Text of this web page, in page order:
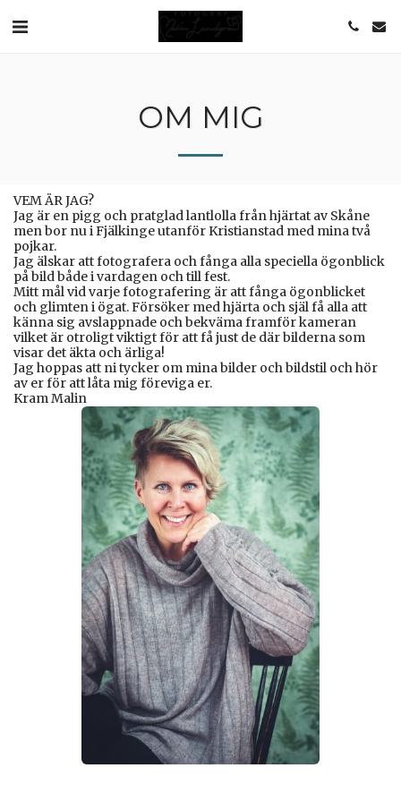
OM MIG
VEM ÄR JAG?
Jag är en pigg och pratglad lantlolla från hjärtat av Skåne
men bor nu i Fjälkinge utanför Kristianstad med mina två
pojkar.
Jag älskar att fotografera och fånga alla speciella ögonblick
på bild både i vardagen och till fest.
Mitt mål vid varje fotografering är att fånga ögonblicket
och glimten i ögat. Försöker med hjärta och själ få alla att
känna sig avslappnade och bekväma framför kameran
vilket är otroligt viktigt för att få just de där bilderna som
visar det äkta och ärliga!
Jag hoppas att ni tycker om mina bilder och bildstil och hör
av er för att låta mig föreviga er.
Kram Malin